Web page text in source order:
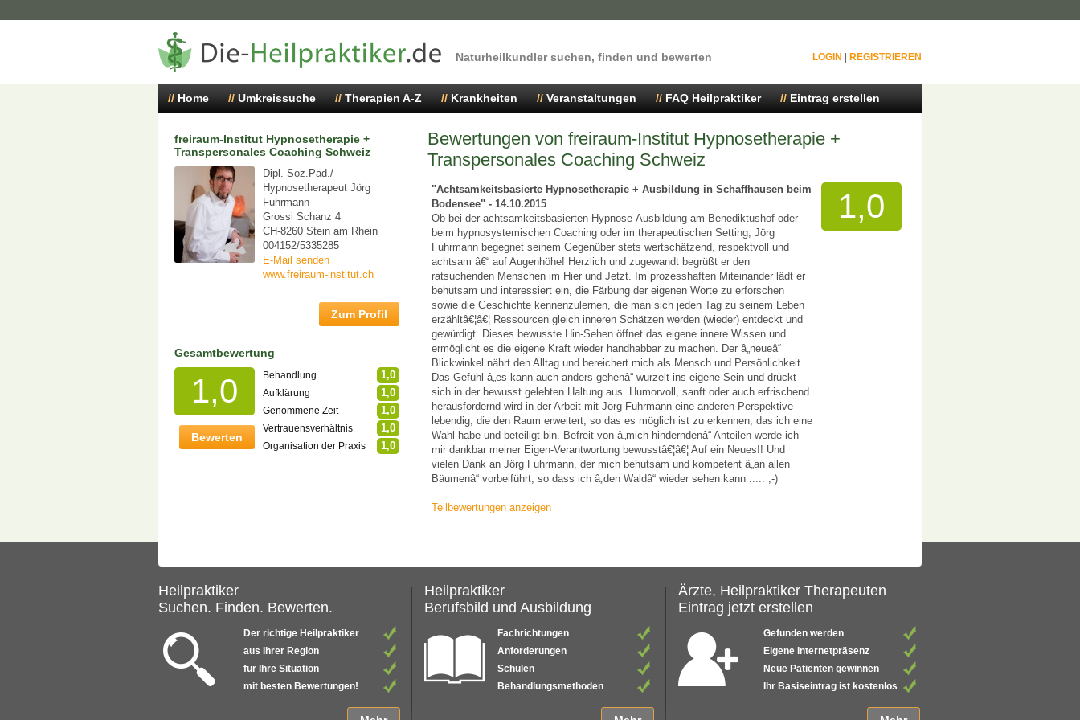
Naturheilkundler suchen, finden und bewerten LOGIN REGISTRIEREN
Home Umkreissuche Therapien A-Z Krankheiten Veranstaltungen FAQ Heilpraktiker Eintrag erstellen
freiraum-Institut Hypnosetherapie +
Transpersonales Coaching Schweiz
Dipl. Soz.Päd./
Hypnosetherapeut Jörg
Fuhrmann
Grossi Schanz 4
CH-8260 Stein am Rhein
004152/5335285
E-Mail senden
www.freiraum-institut.ch
Zum Profil
Gesamtbewertung
1,0
Bewerten
Behandlung 1,0
Aufklärung 1,0
Genommene Zeit 1,0
Vertrauensverhältnis 1,0
Organisation der Praxis 1,0
Bewertungen von freiraum-Institut Hypnosetherapie +
Transpersonales Coaching Schweiz
"Achtsamkeitsbasierte Hypnosetherapie + Ausbildung in Schaffhausen beim
Bodensee" - 14.10.2015
Ob bei der achtsamkeitsbasierten Hypnose-Ausbildung am Benediktushof oder
beim hypnosystemischen Coaching oder im therapeutischen Setting, Jörg
Fuhrmann begegnet seinem Gegenüber stets wertschätzend, respektvoll und
achtsam â€“ auf Augenhöhe! Herzlich und zugewandt begrüßt er den
ratsuchenden Menschen im Hier und Jetzt. Im prozesshaften Miteinander lädt er
behutsam und interessiert ein, die Färbung der eigenen Worte zu erforschen
sowie die Geschichte kennenzulernen, die man sich jeden Tag zu seinem Leben
erzähltâ€¦â€¦ Ressourcen gleich inneren Schätzen werden (wieder) entdeckt und
gewürdigt. Dieses bewusste Hin-Sehen öffnet das eigene innere Wissen und
ermöglicht es die eigene Kraft wieder handhabbar zu machen. Der â„neueâ“
Blickwinkel nährt den Alltag und bereichert mich als Mensch und Persönlichkeit.
Das Gefühl â„es kann auch anders gehenâ“ wurzelt ins eigene Sein und drückt
sich in der bewusst gelebten Haltung aus. Humorvoll, sanft oder auch erfrischend
herausfordernd wird in der Arbeit mit Jörg Fuhrmann eine anderen Perspektive
lebendig, die den Raum erweitert, so das es möglich ist zu erkennen, das ich eine
Wahl habe und beteiligt bin. Befreit von â„mich hinderndenâ“ Anteilen werde ich
mir dankbar meiner Eigen-Verantwortung bewusstâ€¦â€¦ Auf ein Neues!! Und
vielen Dank an Jörg Fuhrmann, der mich behutsam und kompetent â„an allen
Bäumenâ“ vorbeiführt, so dass ich â„den Waldâ“ wieder sehen kann ..... ;-)
Teilbewertungen anzeigen
1,0
Heilpraktiker
Suchen. Finden. Bewerten.
Der richtige Heilpraktiker
aus Ihrer Region
für Ihre Situation
mit besten Bewertungen!
Heilpraktiker
Berufsbild und Ausbildung
Fachrichtungen
Anforderungen
Schulen
Behandlungsmethoden
Ärzte, Heilpraktiker Therapeuten
Eintrag jetzt erstellen
Gefunden werden
Eigene Internetpräsenz
Neue Patienten gewinnen
Ihr Basiseintrag ist kostenlos